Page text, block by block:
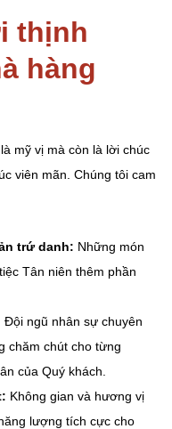
thịnh
hàng
mỹ vị mà còn là lời chúc
viên mãn. Chúng tôi cam
trứ danh: Những món
Tân niên thêm phần
Đội ngũ nhân sự chuyên
chăm chút cho từng
của Quý khách.
Không gian và hương vị
lượng tích cực cho